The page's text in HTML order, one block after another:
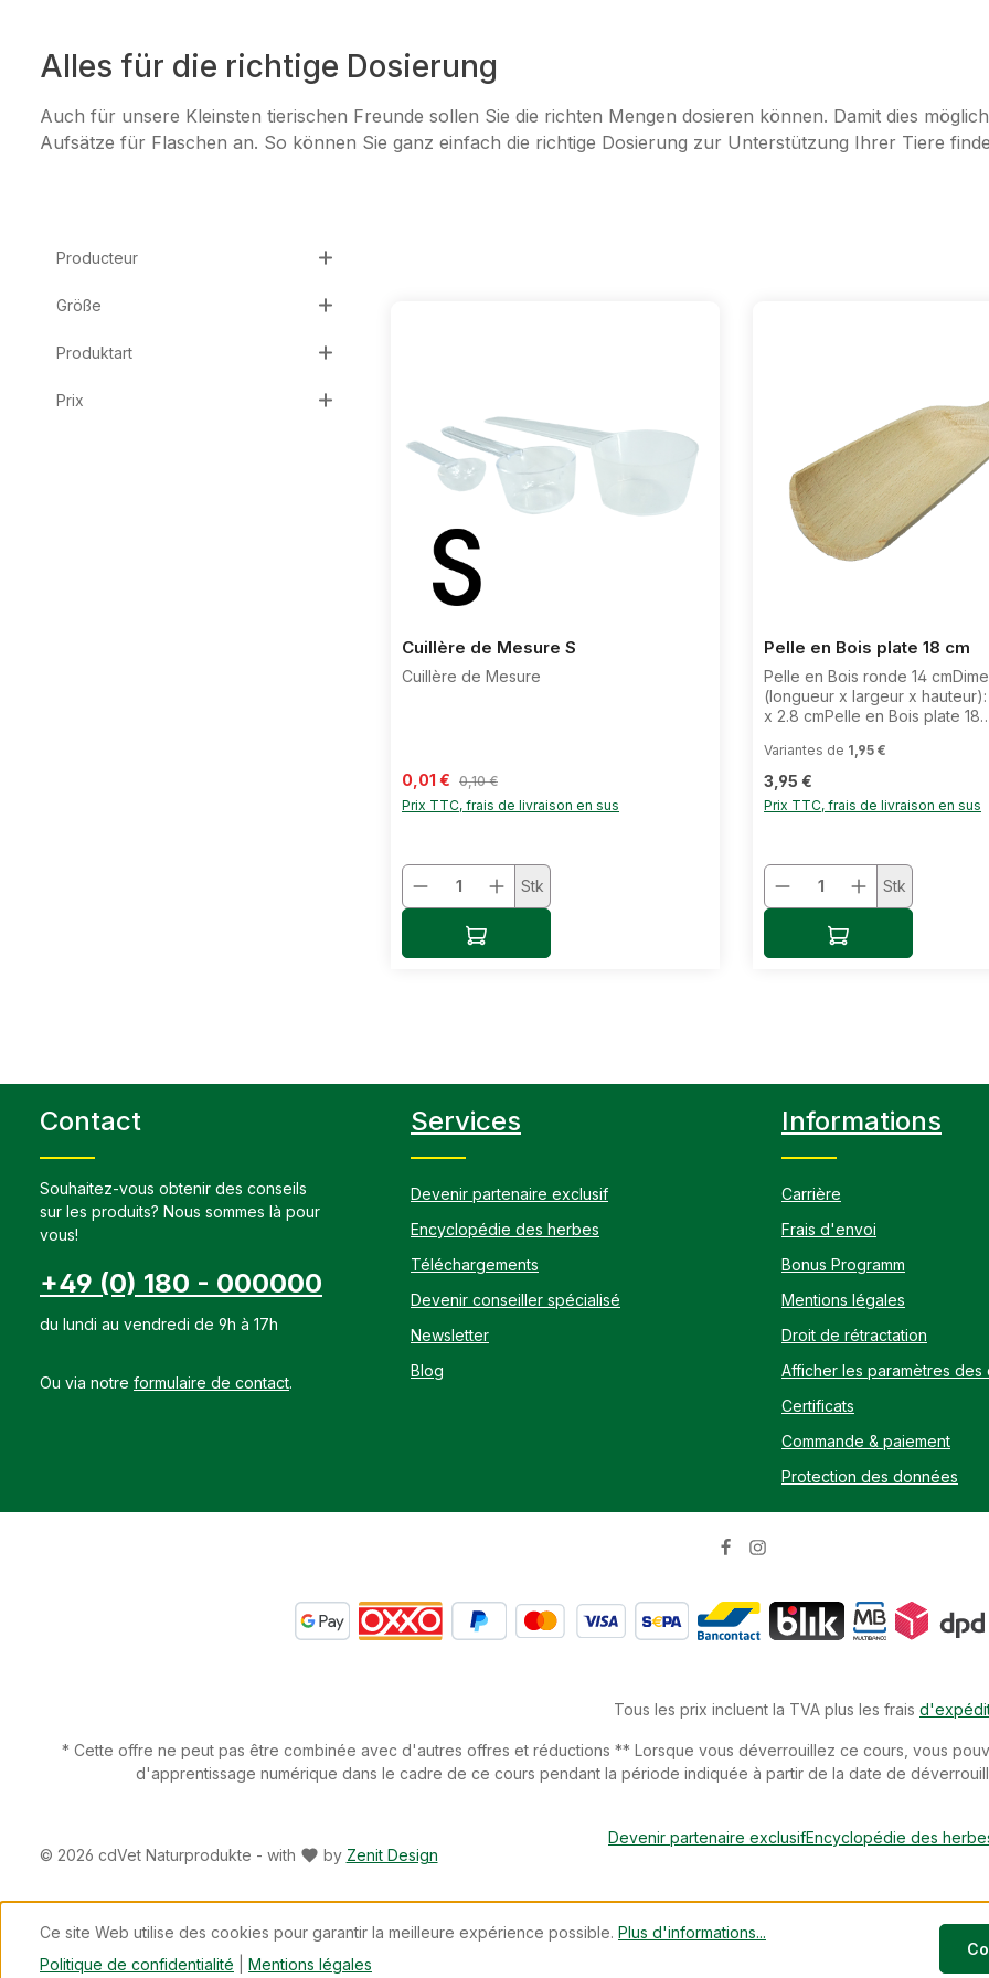
Alles für die richtige Dosierung
Auch für unsere Kleinsten tierischen Freunde sollen Sie die richten Mengen dosieren können. Damit dies
Aufsätze für Flaschen an. So können Sie ganz einfach die richtige Dosierung zur Unterstützung Ihrer Tiere
Producteur
Größe
Produktart
Prix
Cuillère de Mesure S
Cuillère de Mesure
Prix de vente :
0,01 € Prix régulier :
0,10 €
Prix TTC, frais de livraison en sus
Quantité de produit : Entrez la quantité
Stk
Ajouter au panier
Pelle en Bois plate 18 cm
Pelle en Bois ronde 14
(longueur x largeur x hauteur):
x 2.8 cmPelle en Bois plate 18
hauteur): 18,0 x 5,5 x 1,7 cm
Variantes de 1,95 €
Prix régulier :
3,95 €
Prix TTC, frais de livraison en sus
Quantité de
Stk
Ajouter au panier
Contact
Souhaitez-vous obtenir des conseils
sur les produits? Nous sommes là pour
vous!
+49 (0) 180 - 000000
du lundi au vendredi de 9h à 17h
Ou via notre formulaire de contact.
Services
Devenir partenaire exclusif
Encyclopédie des herbes
Téléchargements
Devenir conseiller spécialisé
Newsletter
Blog
Informations
Carrière
Frais d'envoi
Bonus Programm
Mentions légales
Droit de rétractation
Afficher les paramètres des
Certificats
Commande & paiement
Protection des données
Tous les prix incluent la TVA plus les frais
* Cette offre ne peut pas être combinée avec d'autres offres et réductions ** Lorsque vous déverrouillez ce cours, vous
d'apprentissage numérique dans le cadre de ce cours pendant la période indiquée à partir de la date de
© 2026 cdVet Naturprodukte - with by Zenit Design
Devenir partenaire exclusifEncyclopédie des
Ce site Web utilise des cookies pour garantir la meilleure expérience possible. Plus d'informations...
Politique de confidentialité
Mentions légales